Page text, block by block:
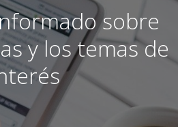
sobre
y los temas de